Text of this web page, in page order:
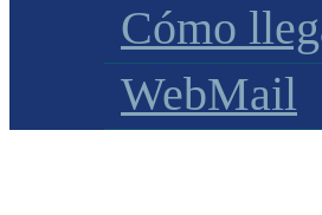
Cómo
WebMail